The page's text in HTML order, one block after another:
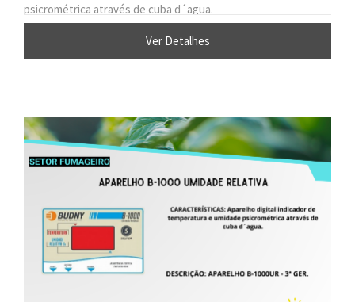
psicrométrica através de cuba d´agua.
Ver Detalhes